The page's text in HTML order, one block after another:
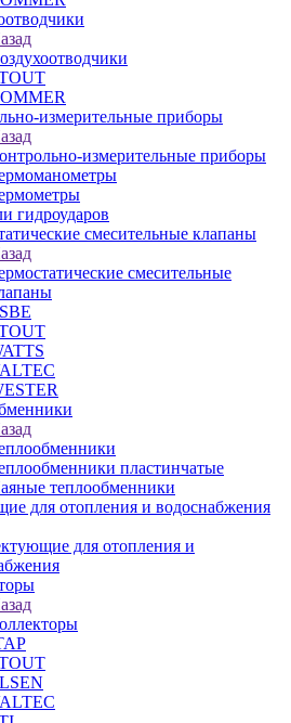
измерительные приборы
измерительные приборы
гидроударов
смесительные клапаны
смесительные
пластинчатые
теплообменники
для отопления и водоснабжения
для отопления и